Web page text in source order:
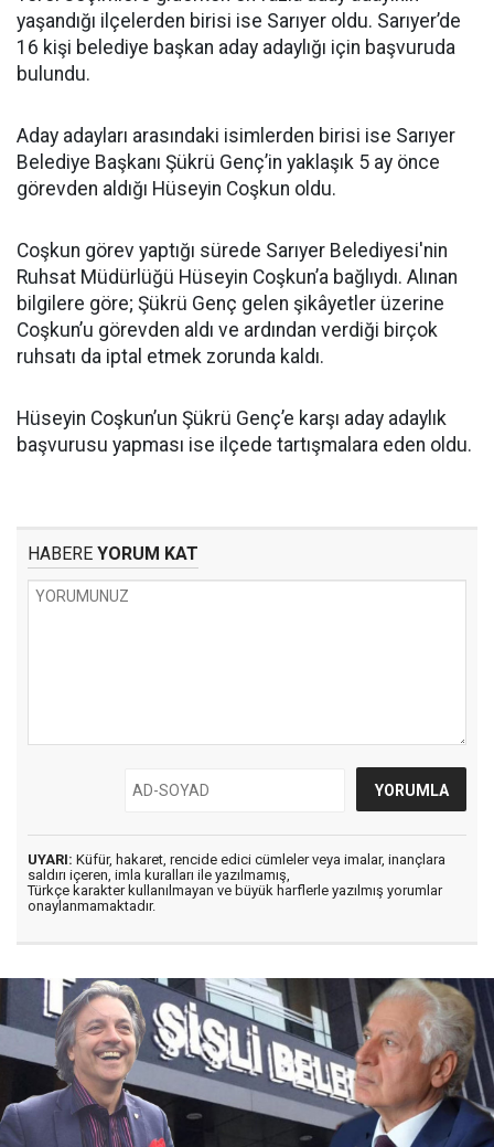
yaşandığı ilçelerden birisi ise Sarıyer oldu. Sarıyer’de
16 kişi belediye başkan aday adaylığı için başvuruda
bulundu.
Aday adayları arasındaki isimlerden birisi ise Sarıyer
Belediye Başkanı Şükrü Genç’in yaklaşık 5 ay önce
görevden aldığı Hüseyin Coşkun oldu.
Coşkun görev yaptığı sürede Sarıyer Belediyesi'nin
Ruhsat Müdürlüğü Hüseyin Coşkun’a bağlıydı. Alınan
bilgilere göre; Şükrü Genç gelen şikâyetler üzerine
Coşkun’u görevden aldı ve ardından verdiği birçok
ruhsatı da iptal etmek zorunda kaldı.
Hüseyin Coşkun’un Şükrü Genç’e karşı aday adaylık
başvurusu yapması ise ilçede tartışmalara eden oldu.
HABERE YORUM KAT
UYARI: Küfür, hakaret, rencide edici cümleler veya imalar, inançlara
saldırı içeren, imla kuralları ile yazılmamış,
Türkçe karakter kullanılmayan ve büyük harflerle yazılmış yorumlar
onaylanmamaktadır.